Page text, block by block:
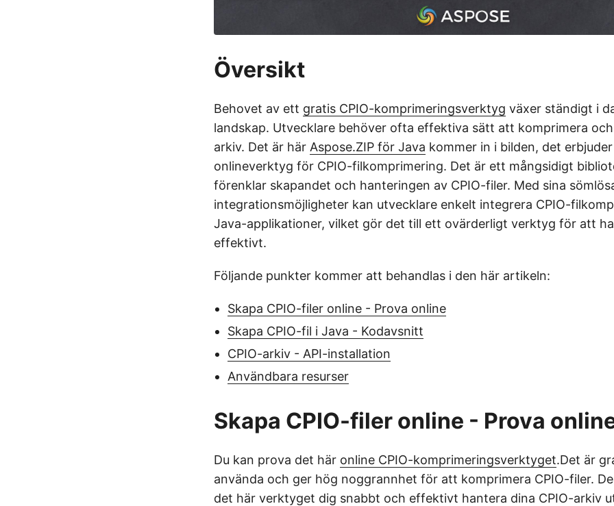
Översikt
Behovet av ett gratis CPIO-komprimeringsverktyg växer ständigt i
landskap. Utvecklare behöver ofta effektiva sätt att komprimera
arkiv. Det är här Aspose.ZIP för Java kommer in i bilden, det
onlineverktyg för CPIO-filkomprimering. Det är ett mångsidigt
förenklar skapandet och hanteringen av CPIO-filer. Med sina
integrationsmöjligheter kan utvecklare enkelt integrera CPIO-
Java-applikationer, vilket gör det till ett ovärderligt verktyg för att
effektivt.
Följande punkter kommer att behandlas i den här artikeln:
Skapa CPIO-filer online - Prova online
Skapa CPIO-fil i Java - Kodavsnitt
CPIO-arkiv - API-installation
Användbara resurser
Skapa CPIO-filer online - Prova
Du kan prova det här online CPIO-komprimeringsverktyget.Det är
använda och ger hög noggrannhet för att komprimera CPIO-filer.
det här verktyget dig snabbt och effektivt hantera dina CPIO-arkiv